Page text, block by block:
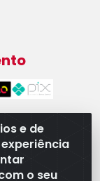
e de
o seu
- CNPJ
- Parque
74375-660